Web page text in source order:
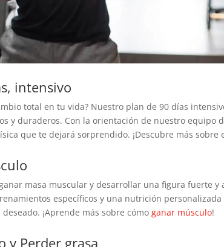
intensivo
total en tu vida? Nuestro plan de 90 días
y duraderos. Con la orientación de nuestro equipo
que te dejará sorprendido. ¡Descubre más sobre
masa muscular y desarrollar una figura fuerte
específicos y una nutrición
¡Aprende más sobre cómoganar músculo!
y Perder grasa